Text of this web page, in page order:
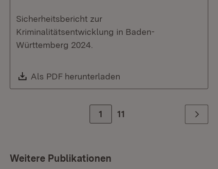
Sicherheitsbericht zur
Kriminalitätsentwicklung in Baden-
Württemberg 2024.
Download:
Als PDF herunterladen
Zur Seite
1 11 Weiter
Weitere Publikationen